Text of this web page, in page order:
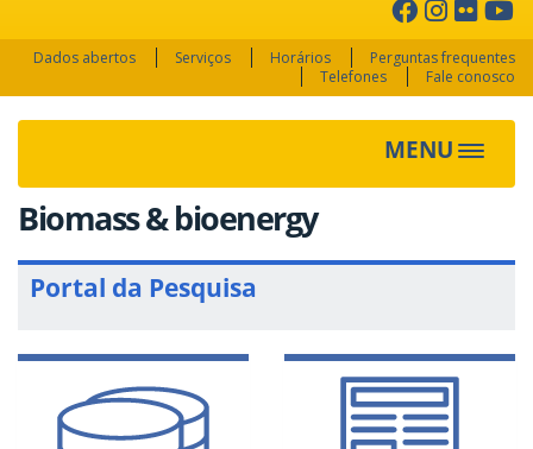
Dados abertos Serviços Horários
Perguntas frequentes
Telefones
Fale conosco
MENU Toggle
Biomass & bioenergy
Portal da Pesquisa